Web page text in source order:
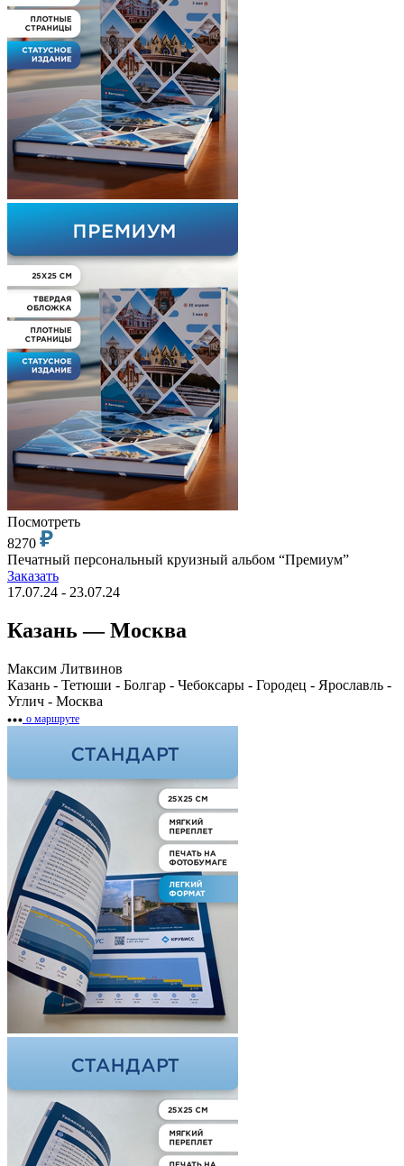
Посмотреть
8270
Печатный персональный круизный альбом “Премиум”
Заказать
17.07.24 - 23.07.24
Казань — Москва
Максим Литвинов
Казань - Тетюши - Болгар - Чебоксары - Городец - Ярославль -
Углич - Москва
о маршруте